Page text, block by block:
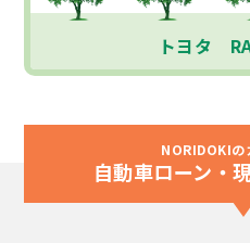
トヨタ
NORIDOKIの
自動車ローン・